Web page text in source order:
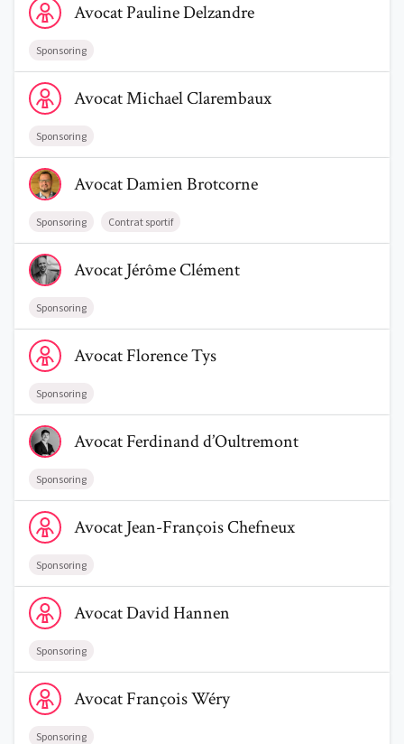
Blog
Une start-up 100% indépendante
AvocatPaulineDelzandre
Sponsoring
Voir le profil de AvocatMichael Clarembaux
AvocatMichaelClarembaux
Sponsoring
Voir le profil de AvocatDamien Brotcorne
AvocatDamienBrotcorne
Sponsoring Contrat sportif
Voir le profil de AvocatJérôme Clément
AvocatJérômeClément
Sponsoring
Voir le profil de AvocatFlorence Tys
AvocatFlorenceTys
Sponsoring
Voir le profil de AvocatFerdinand d’Oultremont
AvocatFerdinandd’Oultremont
Sponsoring
Voir le profil de AvocatJean-François Chefneux
AvocatJean-FrançoisChefneux
Sponsoring
Voir le profil de AvocatDavid Hannen
AvocatDavidHannen
Sponsoring
Voir le profil de AvocatFrançois Wéry
AvocatFrançoisWéry
Sponsoring